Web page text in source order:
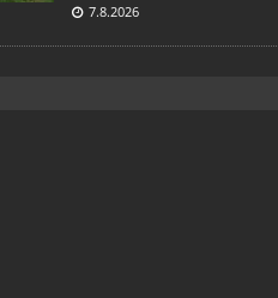
7.8.2026